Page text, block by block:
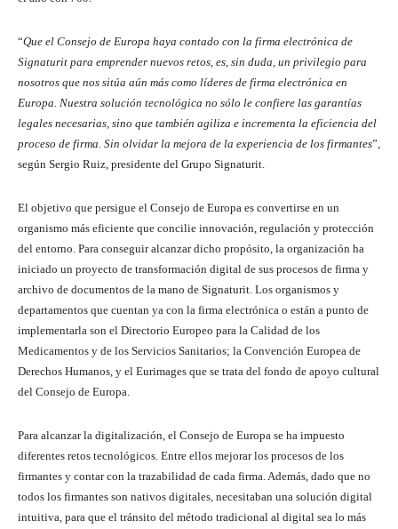
“Que el Consejo de Europa haya contado con la firma electrónica de
Signaturit para emprender nuevos retos, es, sin duda, un privilegio para
nosotros que nos sitúa aún más como líderes de firma electrónica en
Europa. Nuestra solución tecnológica no sólo le confiere las garantías
legales necesarias, sino que también agiliza e incrementa la eficiencia del
proceso de firma. Sin olvidar la mejora de la experiencia de los firmantes”,
según Sergio Ruiz, presidente del Grupo Signaturit.
El objetivo que persigue el Consejo de Europa es convertirse en un
organismo más eficiente que concilie innovación, regulación y protección
del entorno. Para conseguir alcanzar dicho propósito, la organización ha
iniciado un proyecto de transformación digital de sus procesos de firma y
archivo de documentos de la mano de Signaturit. Los organismos y
departamentos que cuentan ya con la firma electrónica o están a punto de
implementarla son el Directorio Europeo para la Calidad de los
Medicamentos y de los Servicios Sanitarios; la Convención Europea de
Derechos Humanos, y el Eurimages que se trata del fondo de apoyo cultural
del Consejo de Europa.
Para alcanzar la digitalización, el Consejo de Europa se ha impuesto
diferentes retos tecnológicos. Entre ellos mejorar los procesos de los
firmantes y contar con la trazabilidad de cada firma. Además, dado que no
todos los firmantes son nativos digitales, necesitaban una solución digital
intuitiva, para que el tránsito del método tradicional al digital sea lo más